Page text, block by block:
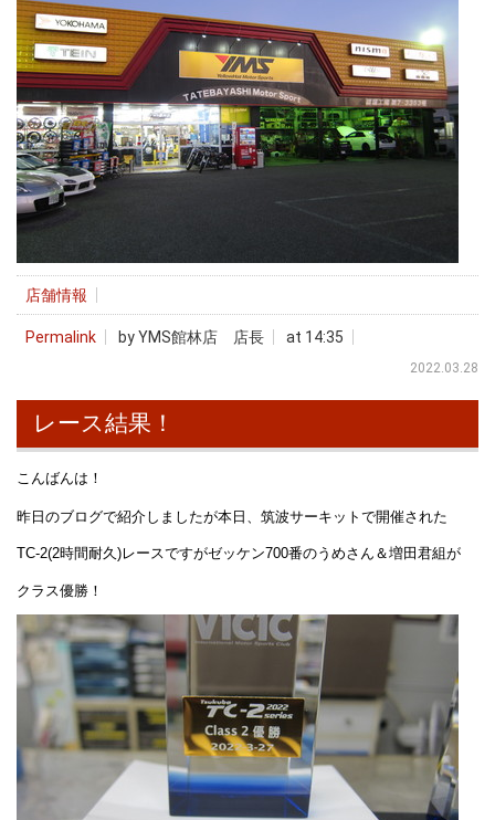
店舗情報
Permalink by YMS館林店 店長 at 14:35
2022.03.28
レース結果！
こんばんは！
昨日のブログで紹介しましたが本日、筑波サーキットで開催された
TC-2(2時間耐久)レースですがゼッケン700番のうめさん＆増田君組が
クラス優勝！